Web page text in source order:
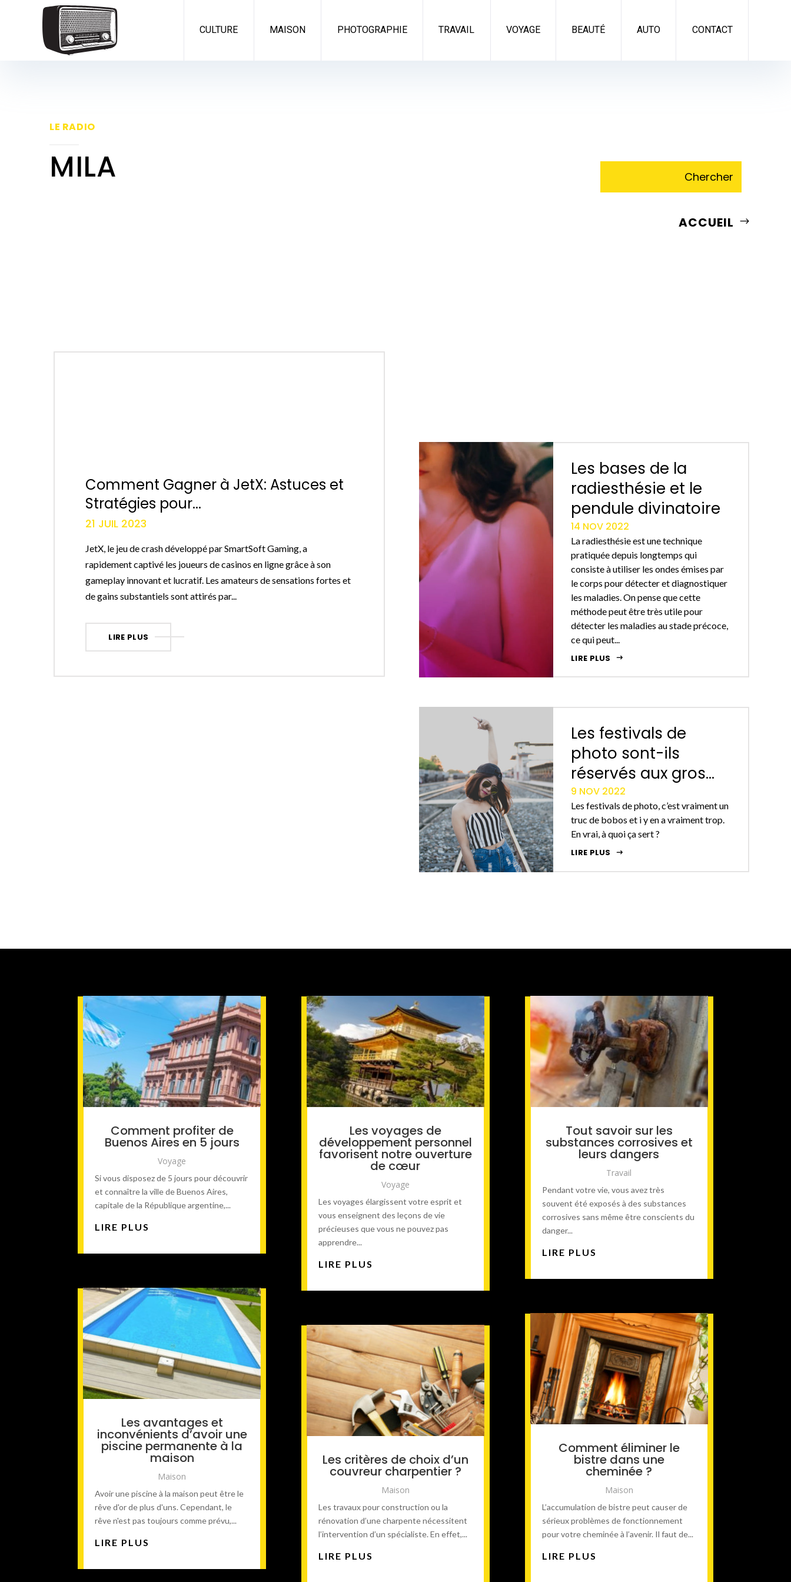
CULTURE MAISON PHOTOGRAPHIE TRAVAIL VOYAGE BEAUTÉ AUTO CONTACT
LE RADIO
MILA
ACCUEIL
Comment Gagner à JetX: Astuces et
Stratégies pour...
21 JUIL 2023
JetX, le jeu de crash développé par SmartSoft Gaming, a
rapidement captivé les joueurs de casinos en ligne grâce à son
gameplay innovant et lucratif. Les amateurs de sensations fortes et
de gains substantiels sont attirés par...
LIRE PLUS
Les bases de la
radiesthésie et le
pendule divinatoire
14 NOV 2022
La radiesthésie est une technique
pratiquée depuis longtemps qui
consiste à utiliser les ondes émises par
le corps pour détecter et diagnostiquer
les maladies. On pense que cette
méthode peut être très utile pour
détecter les maladies au stade précoce,
ce qui peut...
LIRE PLUS
Les festivals de
photo sont-ils
réservés aux gros...
9 NOV 2022
Les festivals de photo, c’est vraiment un
truc de bobos et i y en a vraiment trop.
En vrai, à quoi ça sert ?
LIRE PLUS
Comment profiter de
Buenos Aires en 5 jours
Voyage
Si vous disposez de 5 jours pour découvrir
et connaître la ville de Buenos Aires,
capitale de la République argentine,...
LIRE PLUS
Les avantages et
inconvénients d’avoir une
piscine permanente à la
maison
Maison
Avoir une piscine à la maison peut être le
rêve d'or de plus d'uns. Cependant, le
rêve n'est pas toujours comme prévu,...
LIRE PLUS
Les voyages de
développement personnel
favorisent notre ouverture
de cœur
Voyage
Les voyages élargissent votre esprit et
vous enseignent des leçons de vie
précieuses que vous ne pouvez pas
apprendre...
LIRE PLUS
Les critères de choix d’un
couvreur charpentier ?
Maison
Les travaux pour construction ou la
rénovation d’une charpente nécessitent
l’intervention d’un spécialiste. En effet,...
LIRE PLUS
Tout savoir sur les
substances corrosives et
leurs dangers
Travail
Pendant votre vie, vous avez très
souvent été exposés à des substances
corrosives sans même être conscients du
danger...
LIRE PLUS
Comment éliminer le
bistre dans une
cheminée ?
Maison
L’accumulation de bistre peut causer de
sérieux problèmes de fonctionnement
pour votre cheminée à l’avenir. Il faut de...
LIRE PLUS